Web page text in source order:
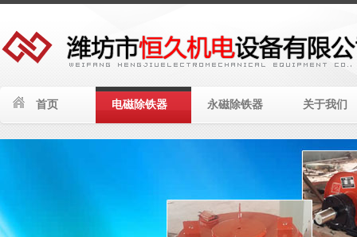
首页 电磁除铁器 永磁除铁器 关于我们